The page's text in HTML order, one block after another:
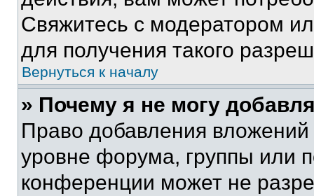
Свяжитесь с модератором
для получения такого
Вернуться к началу
» Почему я не могу
Право добавления
уровне форума, группы или
конференции может не